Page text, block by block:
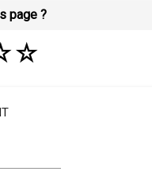
page ?
☆